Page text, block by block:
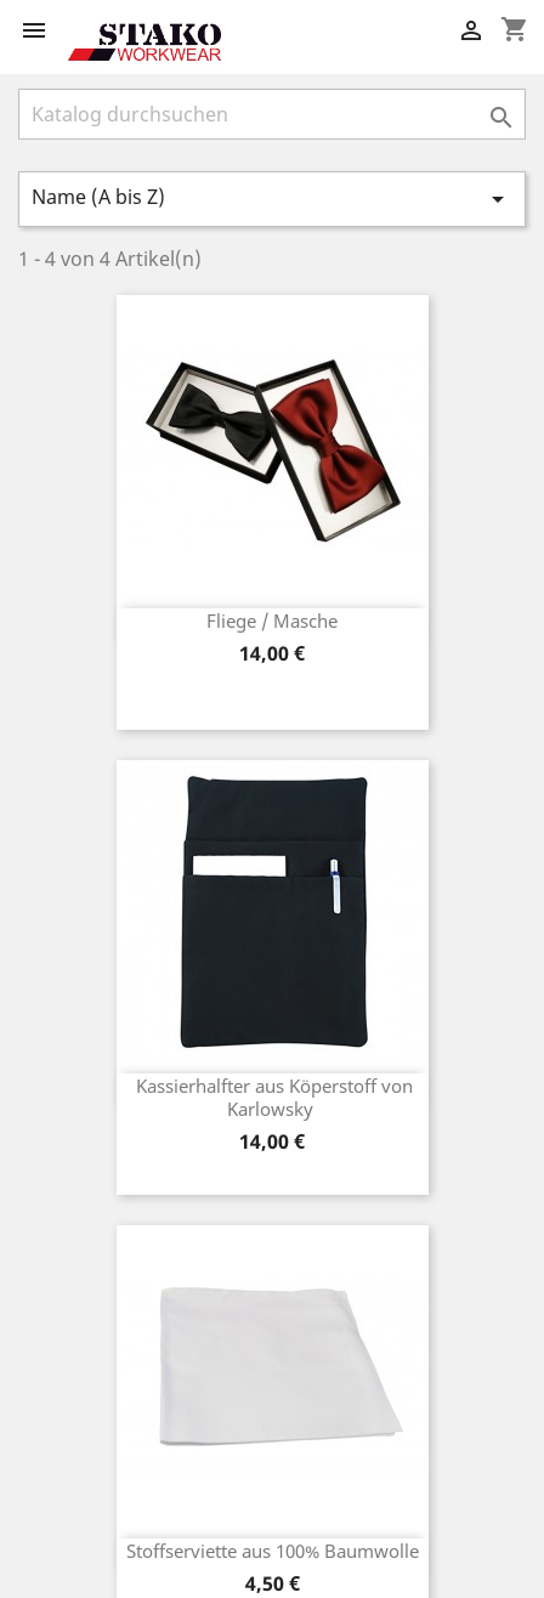
 shopping_cart


Name (A bis Z) 
1 - 4 von 4 Artikel(n)
Fliege / Masche
Preis
14,00 €
Kassierhalfter aus Köperstoff von
Karlowsky
Preis
14,00 €
Stoffserviette aus 100% Baumwolle
Preis
4,50 €